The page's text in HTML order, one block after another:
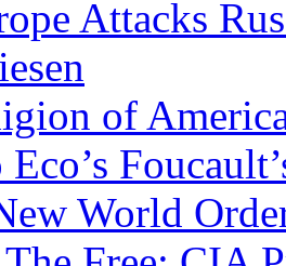
Attacks
of
World